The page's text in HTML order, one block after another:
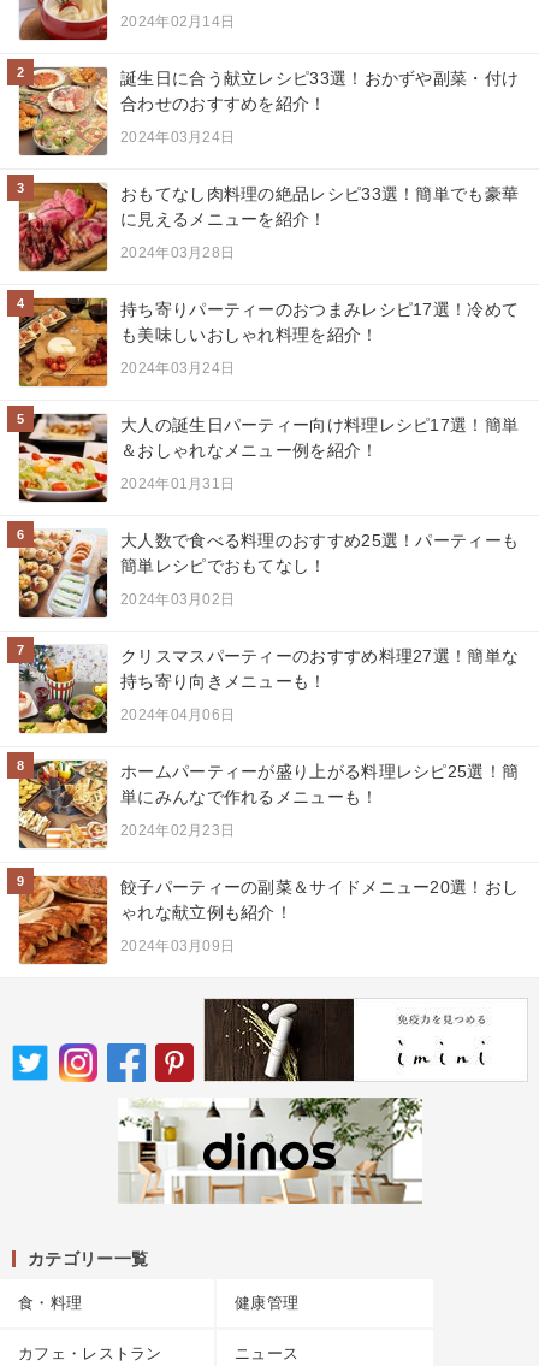
2024年02月14日
2
誕生日に合う献立レシピ33選！おかずや副菜・付け
合わせのおすすめを紹介！
2024年03月24日
3
おもてなし肉料理の絶品レシピ33選！簡単でも豪華
に見えるメニューを紹介！
2024年03月28日
4
持ち寄りパーティーのおつまみレシピ17選！冷めて
も美味しいおしゃれ料理を紹介！
2024年03月24日
5
大人の誕生日パーティー向け料理レシピ17選！簡単
＆おしゃれなメニュー例を紹介！
2024年01月31日
6
大人数で食べる料理のおすすめ25選！パーティーも
簡単レシピでおもてなし！
2024年03月02日
7
クリスマスパーティーのおすすめ料理27選！簡単な
持ち寄り向きメニューも！
2024年04月06日
8
ホームパーティーが盛り上がる料理レシピ25選！簡
単にみんなで作れるメニューも！
2024年02月23日
9
餃子パーティーの副菜＆サイドメニュー20選！おし
ゃれな献立例も紹介！
2024年03月09日
カテゴリー一覧
食・料理 健康管理
カフェ・レストラン ニュース